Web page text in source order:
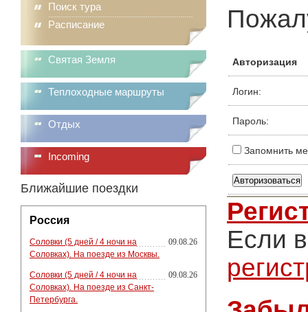
Поиск тура
Расписание
Святая Земля
Теплоходные маршруты
Отдых
Incoming
Ближайшие поездки
Россия
Соловки (5 дней / 4 ночи на
Соловках). На поезде из Москвы.
09.08.26
Соловки (5 дней / 4 ночи на
Соловках). На поезде из Санкт-
Петербурга.
09.08.26
Авторизация
Логин:
Пароль:
Запомнить
Если